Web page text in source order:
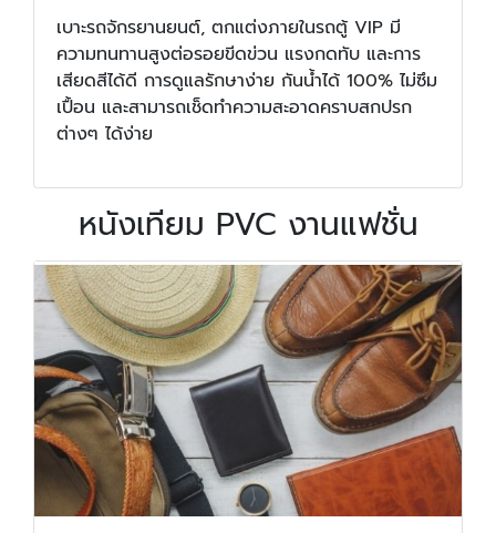
เบาะรถจักรยานยนต์, ตกแต่งภายในรถตู้ VIP มี
ความทนทานสูงต่อรอยขีดข่วน แรงกดทับ และการ
เสียดสีได้ดี การดูแลรักษาง่าย กันน้ำได้ 100% ไม่ซึม
เปื้อน และสามารถเช็ดทำความสะอาดคราบสกปรก
ต่างๆ ได้ง่าย
หนังเทียม PVC งานแฟชั่น